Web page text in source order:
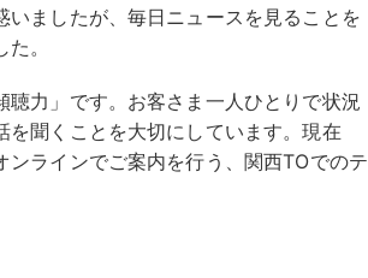
ましたが、毎日ニュースを見ることを
。
力」です。お客さま一人ひとりで状況
聞くことを大切にしています。現在
ラインでご案内を行う、関西TOでのテ